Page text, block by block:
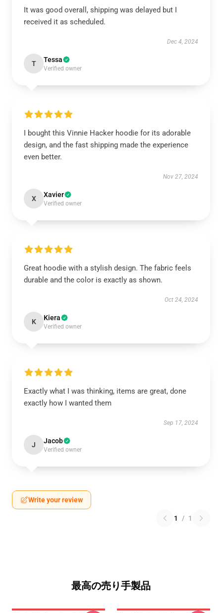
It was good overall, shipping was delayed but I
received it as scheduled.
Dec 4, 2024
T Tessa
Verified owner
I bought this Vinnie Hacker hoodie for its adorable
design, and the fast shipping made the experience
even better.
Nov 27, 2024
X Xavier
Verified owner
Great hoodie with a stylish design. The fabric feels
durable and the color is exactly as shown.
Oct 24, 2024
K Kiera
Verified owner
Exactly what I was thinking, items are great, done
exactly how I wanted them
Sep 17, 2024
J Jacob
Verified owner
Write your review
1 / 1
最高の売り手製品